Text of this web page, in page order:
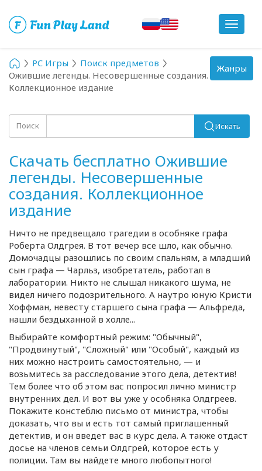
Toggle
PC Игры
Поиск предметов
Ожившие легенды. Несовершенные создания.
Коллекционное издание
Поиск Искать
Скачать бесплатно Ожившие
легенды. Несовершенные
создания. Коллекционное
издание
Ничто не предвещало трагедии в особняке графа
Роберта Олдгрея. В тот вечер все шло, как обычно.
Домочадцы разошлись по своим спальням, а младший
сын графа — Чарльз, изобретатель, работал в
лаборатории. Никто не слышал никакого шума, не
видел ничего подозрительного. А наутро юную Кристи
Хоффман, невесту старшего сына графа — Альфреда,
нашли бездыханной в холле...
Выбирайте комфортный режим: "Обычный",
"Продвинутый", "Сложный" или "Особый", каждый из
них можно настроить самостоятельно, — и
возьмитесь за расследование этого дела, детектив!
Тем более что об этом вас попросил лично министр
внутренних дел. И вот вы уже у особняка Олдгреев.
Покажите констеблю письмо от министра, чтобы
доказать, что вы и есть тот самый приглашенный
детектив, и он введет вас в курс дела. А также отдаст
досье на членов семьи Олдгрей, которое есть у
полиции. Там вы найдете много любопытного!
Toggle
navigation
Жанры